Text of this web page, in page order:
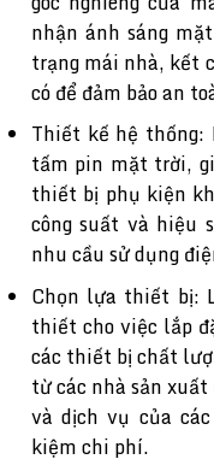
nhận ánh sáng
trạng mái nhà, kết
có để đảm bảo an
Thiết kế hệ thống:
tấm pin mặt trời,
thiết bị phụ kiện
công suất và hiệu
nhu cầu sử dụng
Chọn lựa thiết bị:
thiết cho việc lắp
các thiết bị chất
từ các nhà sản
và dịch vụ của
kiệm chi phí.